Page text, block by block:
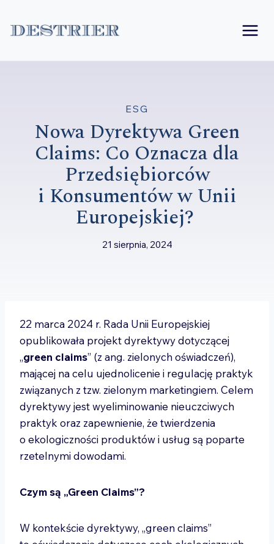
do
ESG
Nowa Dyrektywa Green
Claims: Co Oznacza dla
Przedsiębiorców
i Konsumentów w Unii
Europejskiej?
21 sierpnia, 2024
22 marca 2024 r. Rada Unii Europejskiej
opublikowała projekt dyrektywy dotyczącej
„green claims” (z ang. zielonych oświadczeń),
mającej na celu ujednolicenie i regulację praktyk
związanych z tzw. zielonym marketingiem. Celem
dyrektywy jest wyeliminowanie nieuczciwych
praktyk oraz zapewnienie, że twierdzenia
o ekologiczności produktów i usług są poparte
rzetelnymi dowodami.
Czym są „Green Claims”?
W kontekście dyrektywy, „green claims”